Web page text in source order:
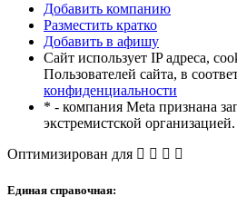
Добавить компанию
Разместить кратко
Добавить в афишу
Сайт использует IP адреса,
Пользователей сайта, в
конфиденциальности
* - компания Meta признана
экстремистской организацией.
Оптимизирован для
Единая справочная: